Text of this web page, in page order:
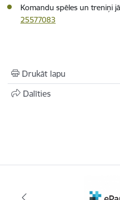
Komandu spēles un treniņi
25577083
Drukāt lapu
Dalīties